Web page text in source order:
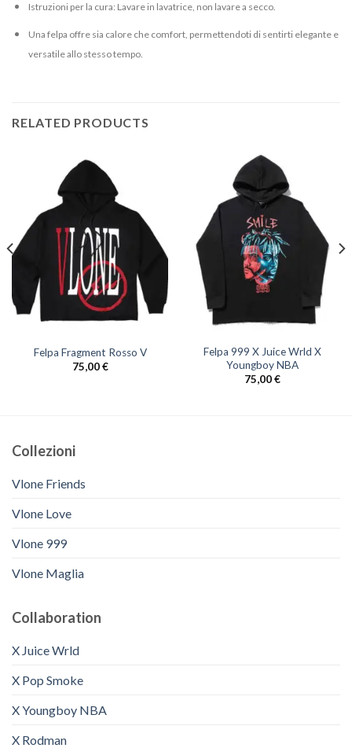
Istruzioni per la cura: Lavare in lavatrice, non lavare a secco.
Una felpa offre sia calore che comfort, permettendoti di sentirti elegante e
versatile allo stesso tempo.
RELATED PRODUCTS
Felpa Fragment Rosso V
75,00€
Felpa 999 X Juice Wrld X
Youngboy NBA
75,00€
Collezioni
Vlone Friends
Vlone Love
Vlone 999
Vlone Maglia
Collaboration
X Juice Wrld
X Pop Smoke
X Youngboy NBA
X Rodman